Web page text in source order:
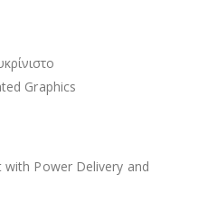
Graphics
with Power Delivery and